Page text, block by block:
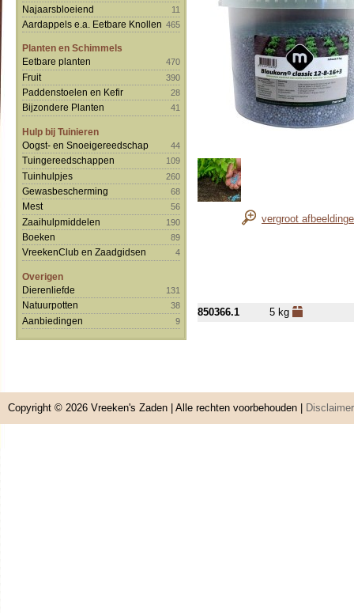
Najaarsbloeiend 11
Aardappels e.a. Eetbare Knollen 465
Planten en Schimmels
Eetbare planten
470
Fruit 390
Paddenstoelen en Kefir 28
Bijzondere Planten 41
Hulp bij Tuinieren
Oogst- en Snoeigereedschap
44
Tuingereedschappen 109
Tuinhulpjes 260
Gewasbescherming 68
Mest 56
Zaaihulpmiddelen 190
Boeken 89
VreekenClub en Zaadgidsen 4
Overigen
Dierenliefde
131
Natuurpotten 38
Aanbiedingen 9
vergroot
850366.1 5 kg
Copyright © 2026 Vreeken's Zaden | Alle rechten voorbehouden | Disclaimer